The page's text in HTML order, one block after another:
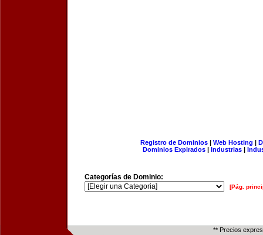
Registro de Dominios| Web Hosting |
Dominios Expirados | Industrias |
Categorías de Dominio:
[Pág.
** Precios